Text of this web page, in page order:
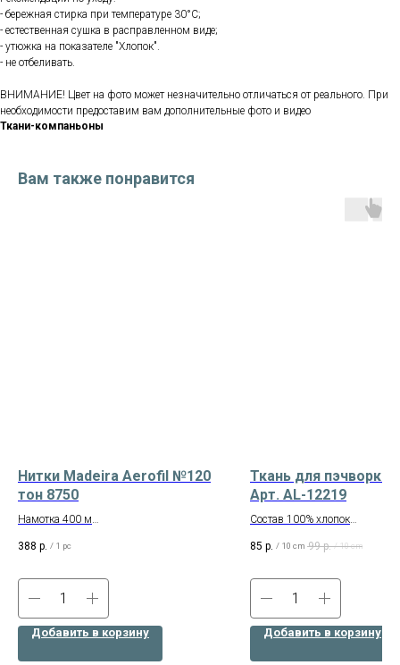
- бережная стирка при температуре 30°С;
- естественная сушка в расправленном виде;
- утюжка на показателе "Хлопок".
- не отбеливать.
ВНИМАНИЕ! Цвет на фото может незначительно отличаться от реального. При
необходимости предоставим вам дополнительные фото и видео
Ткани-компаньоны
Вам также понравится
Нитки Madeira Aerofil №120
тон 8750
Намотка 400 м
Состав: 100% полиэстр
388 р. / 1 pc
Добавить в корзину
Ткань для пэчворка
Арт. AL-12219
Состав 100% хлопок
Производство – Корея
85 р. / 10 cm 99 р. / 10 cm
Добавить в корзину